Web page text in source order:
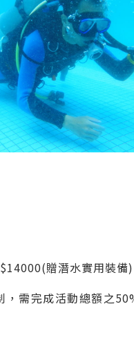
贈潛水實用裝備)
，需完成活動總額之